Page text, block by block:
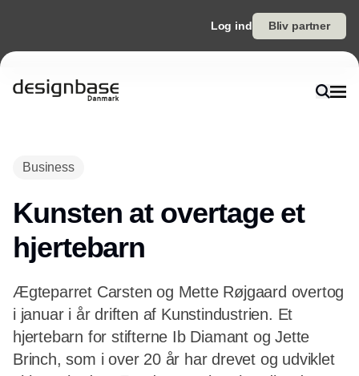
Log ind Bliv partner
Business
Kunsten at overtage et
hjertebarn
Ægteparret Carsten og Mette Røjgaard overtog
i januar i år driften af Kunstindustrien. Et
hjertebarn for stifterne Ib Diamant og Jette
Brinch, som i over 20 år har drevet og udviklet